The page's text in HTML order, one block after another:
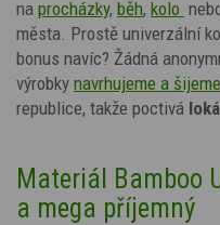
na procházky, běh, kolo
města. Prostě univerzální
bonus navíc? Žádná
výrobky navrhujeme a
republice, takže poctivá
Materiál Bamboo
a mega příjemný